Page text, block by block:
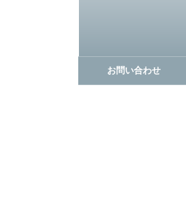
お問い合わせ